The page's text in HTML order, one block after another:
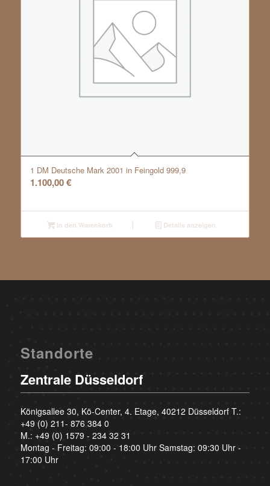
1 DM Deutsche Mark 2001 in Feingold 999,9
1.100,00€
In den Warenkorb Details anzeigen
Standorte
Zentrale Düsseldorf
Königsallee 30, Kö-Center, 4. Etage, 40212 Düsseldorf T.:
+49 (0) 211- 876 384 0
M.: +49 (0) 1579 - 234 32 31
Montag - Freitag: 09:00 - 18:00 Uhr Samstag: 09:30 Uhr -
17:00 Uhr